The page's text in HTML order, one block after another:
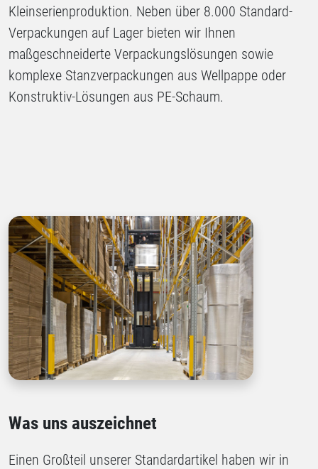
Kleinserienproduktion. Neben über 8.000 Standard-
Verpackungen auf Lager bieten wir Ihnen
maßgeschneiderte Verpackungslösungen sowie
komplexe Stanzverpackungen aus Wellpappe oder
Konstruktiv-Lösungen aus PE-Schaum.
Was uns auszeichnet
Einen Großteil unserer Standardartikel haben wir in